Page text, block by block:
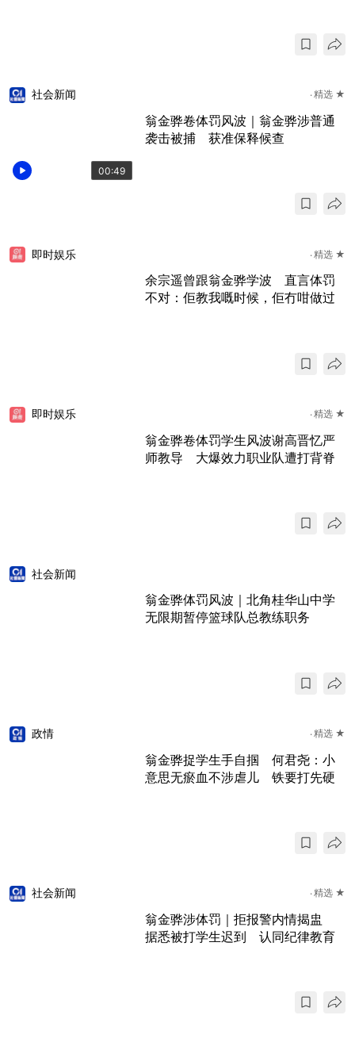
00:49
社会新闻 精选 ★
翁金骅卷体罚风波｜翁金骅涉普通
袭击被捕 获准保释候查
即时娱乐 精选 ★
余宗遥曾跟翁金骅学波 直言体罚
不对：佢教我嘅时候，佢冇咁做过
即时娱乐 精选 ★
翁金骅卷体罚学生风波谢高晋忆严
师教导 大爆效力职业队遭打背脊
社会新闻
翁金骅体罚风波｜北角桂华山中学
无限期暂停篮球队总教练职务
政情 精选 ★
翁金骅捉学生手自掴 何君尧：小
意思无瘀血不涉虐儿 铁要打先硬
社会新闻 精选 ★
翁金骅涉体罚｜拒报警内情揭盅
据悉被打学生迟到 认同纪律教育